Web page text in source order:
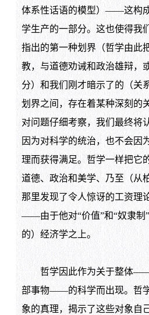
体系性话语的模型）——这构
学生产的一部分。这也使得我
指出的第一种划界（哲学由此
教，与道德劝诫和政治雄辩，
分）和我们刚才暗示了的（关
划界之间，存在着某种深刻的
对问题仔细考察，我们最终将
因为对科学的统治，也不会因
理而获得满足。哲学一样把它
道德、政治和美学、乃至（
那里发现了令人惊讶的工资
——由于他对“价值”和“奴隶
的）经济学之上。
哲学因此作为关于整体——
部事物——的科学而出现。哲
象的真理，揭示了这些对象自